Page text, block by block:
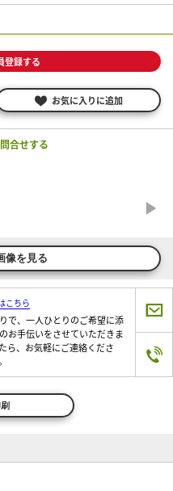
登録する
お気に入りに追加
合せする
像を見る
こちら
で、一人ひとりのご希望に添
お手伝いをさせていただきま
ら、お気軽にご連絡くださ